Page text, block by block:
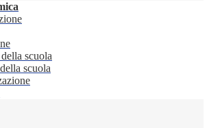
scuola
scuola